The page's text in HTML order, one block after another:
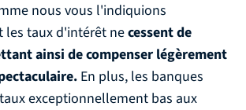
nous vous l'indiquions
les taux d'intérêt necessent de
ainsi de compenser légèrement
En plus, les banques
exceptionnellement bas aux